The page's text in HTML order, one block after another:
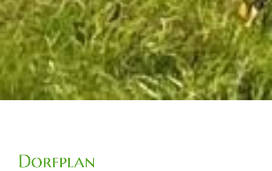
Dorfplan